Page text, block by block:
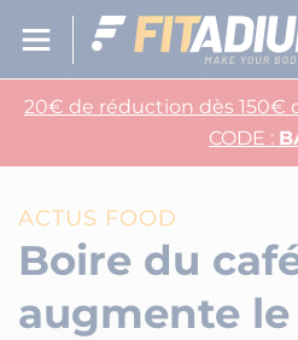
20€ de réduction dès 150€
CODE :
ACTUS FOOD
Boire du
augmente